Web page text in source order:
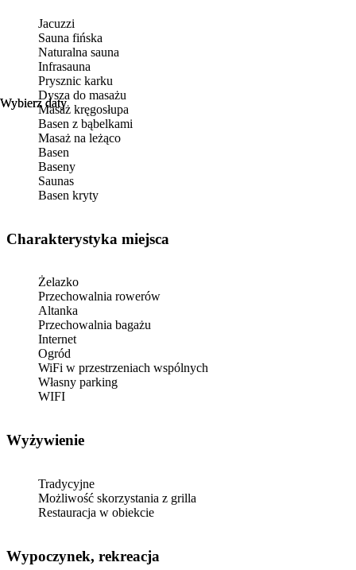
Wybierz daty
Wybierz daty
Jacuzzi
Sauna fińska
Naturalna sauna
Infrasauna
Prysznic karku
Dysza do masażu
Masaż kręgosłupa
Basen z bąbelkami
Masaż na leżąco
Basen
Baseny
Saunas
Basen kryty
Charakterystyka miejsca
Żelazko
Przechowalnia rowerów
Altanka
Przechowalnia bagażu
Internet
Ogród
WiFi w przestrzeniach wspólnych
Własny parking
WIFI
Wyżywienie
Tradycyjne
Możliwość skorzystania z grilla
Restauracja w obiekcie
Wypoczynek, rekreacja